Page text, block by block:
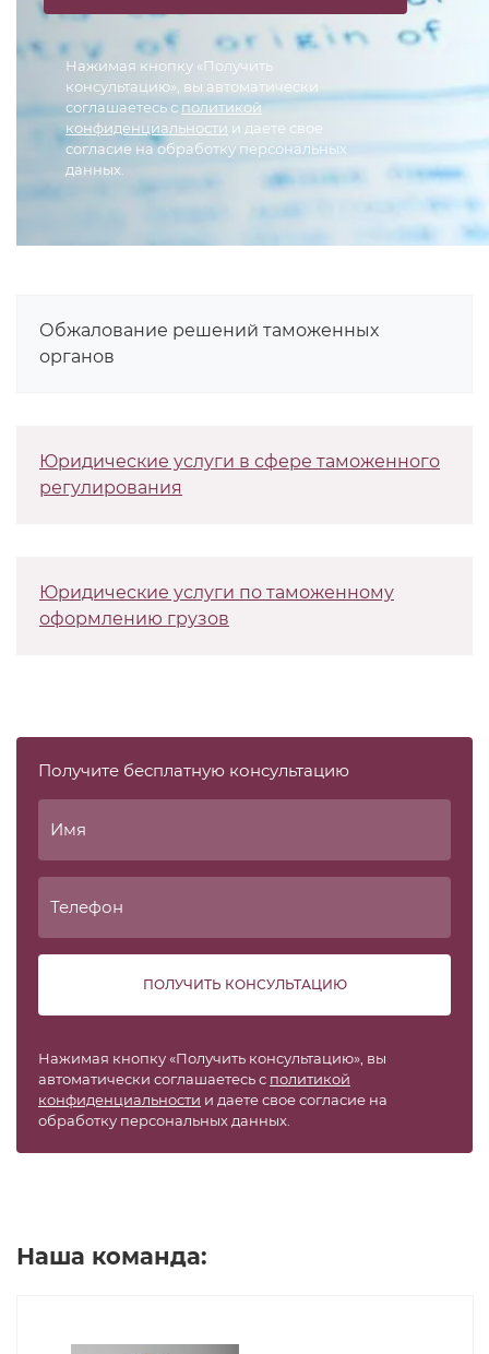
Нажимая кнопку «Получить
консультацию», вы автоматически
соглашаетесь с политикой
конфиденциальности и даете свое
согласие на обработку персональных
данных.
Обжалование решений таможенных
органов
Юридические услуги в сфере таможенного
регулирования
Юридические услуги по таможенному
оформлению грузов
Получите бесплатную консультацию
ПОЛУЧИТЬ КОНСУЛЬТАЦИЮ
Нажимая кнопку «Получить консультацию», вы
автоматически соглашаетесь с политикой
конфиденциальности и даете свое согласие на
обработку персональных данных.
Наша команда: